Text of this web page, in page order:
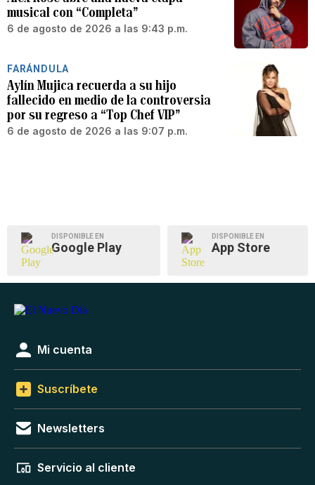
musical con “Completa”
6 de agosto de 2026 a las 9:43 p.m.
FARÁNDULA
Aylín Mujica recuerda a su hijo
fallecido en medio de la controversia
por su regreso a “Top Chef VIP”
6 de agosto de 2026 a las 9:07 p.m.
DISPONIBLE EN
Google Play
DISPONIBLE EN
App Store
Mi cuenta
Suscríbete
Newsletters
Servicio al cliente